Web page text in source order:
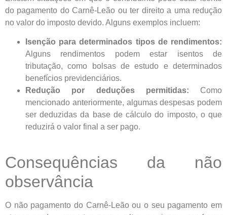
do pagamento do Carnê-Leão ou ter direito a uma redução
no valor do imposto devido. Alguns exemplos incluem:
Isenção para determinados tipos de rendimentos:
Alguns rendimentos podem estar isentos de
tributação, como bolsas de estudo e determinados
benefícios previdenciários.
Redução por deduções permitidas: Como
mencionado anteriormente, algumas despesas podem
ser deduzidas da base de cálculo do imposto, o que
reduzirá o valor final a ser pago.
Consequências da não
observância
O não pagamento do Carnê-Leão ou o seu pagamento em